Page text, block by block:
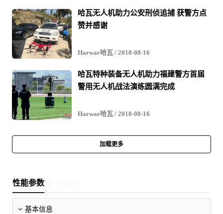
哈瓦无人机助力公安刑侦追捕 获警方点
赞并感谢
Harwar哈瓦 / 2018-08-16
哈瓦特种装备无人机助力福建警方首届
警用无人机战法演练圆满完成
Harwar哈瓦 / 2018-08-16
加载更多
性能参数
基本信息